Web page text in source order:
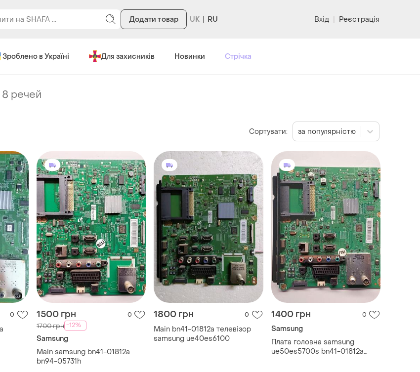
Додати товар RU Вхід | Реєстрація
Зроблено в Україні Для захисників Новинки Стрічка
8 речей
0 1500 грн 0
1700 грн -12%
Samsung
Main samsung bn41-01812a
bn94-05731h
1800 грн 0
Main bn41-01812a телевізор
samsung ue40es6100
1400 грн 0
Samsung
Плата головна samsung
ue50es5700s bn41-01812a
Сортувати: за популярністю